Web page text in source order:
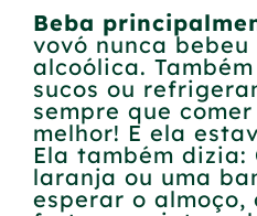
Beba
vovó nunca
alcoólica.
sucos ou
sempre que
melhor! E ela
Ela também dizia:
laranja ou uma
esperar o almoço,